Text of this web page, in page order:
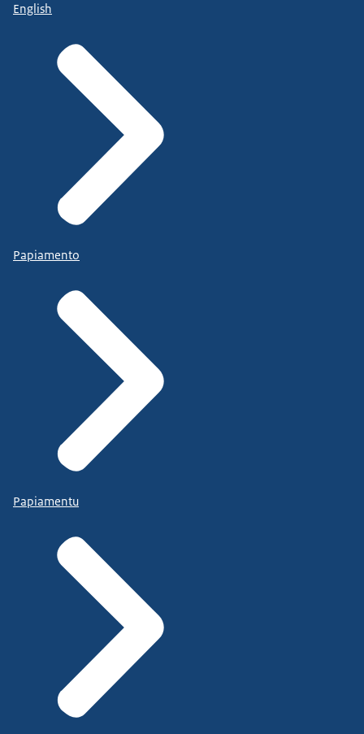
English
Papiamento
Papiamentu